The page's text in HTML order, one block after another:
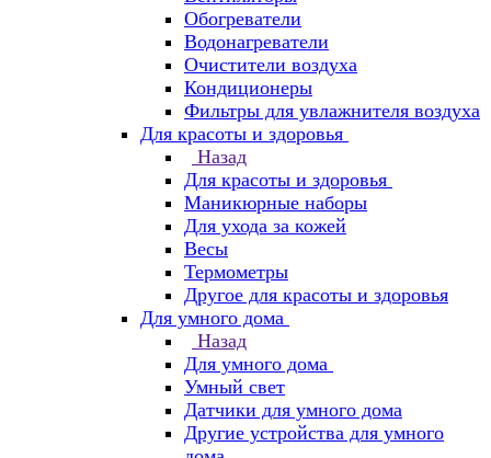
Обогреватели
Водонагреватели
Очистители воздуха
Кондиционеры
Фильтры для увлажнителя воздуха
Для красоты и здоровья
Назад
Для красоты и здоровья
Маникюрные наборы
Для ухода за кожей
Весы
Термометры
Другое для красоты и здоровья
Для умного дома
Назад
Для умного дома
Умный свет
Датчики для умного дома
Другие устройства для умного